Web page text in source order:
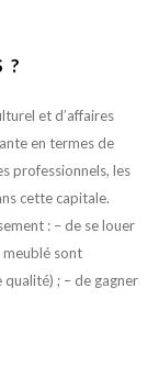
?
et d’affaires
en termes de
professionnels, les
cette capitale.
: – de se louer
meublé sont
; – de gagner